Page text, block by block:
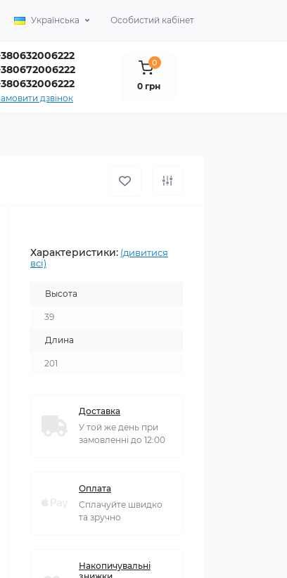
Українська Особистий кабінет
дзвінок
0
0 грн
Характеристики: (дивитися
всі)
Высота
39
Длина
201
Доставка
У той же день при
замовленні до 12:00
Оплата
Сплачуйте швидко
та зручно
Накопичувальні